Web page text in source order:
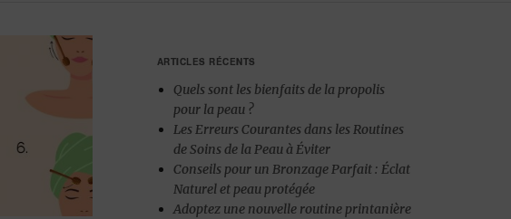
ARTICLES RÉCENTS
Quels sont les bienfaits de la propolis
pour la peau ?
Les Erreurs Courantes dans les Routines
de Soins de la Peau à Éviter
Conseils pour un Bronzage Parfait : Éclat
Naturel et peau protégée
Adoptez une nouvelle routine printanière